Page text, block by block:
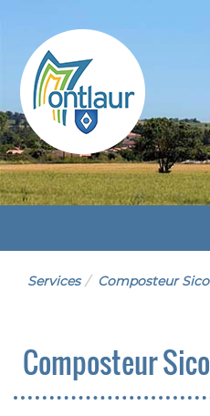
Montlaur
Services Composteur
Composteur